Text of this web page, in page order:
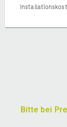
Bitte bei